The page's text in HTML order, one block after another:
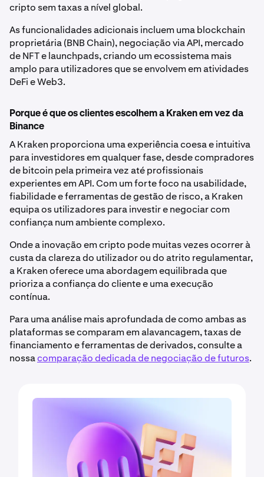
cripto sem taxas a nível global.
As funcionalidades adicionais incluem uma blockchain
proprietária (BNB Chain), negociação via API, mercado
de NFT e launchpads, criando um ecossistema mais
amplo para utilizadores que se envolvem em atividades
DeFi e Web3.
Porque é que os clientes escolhem a Kraken em vez da
Binance
A Kraken proporciona uma experiência coesa e intuitiva
para investidores em qualquer fase, desde compradores
de bitcoin pela primeira vez até profissionais
experientes em API. Com um forte foco na usabilidade,
fiabilidade e ferramentas de gestão de risco, a Kraken
equipa os utilizadores para investir e negociar com
confiança num ambiente complexo.
Onde a inovação em cripto pode muitas vezes ocorrer à
custa da clareza do utilizador ou do atrito regulamentar,
a Kraken oferece uma abordagem equilibrada que
prioriza a confiança do cliente e uma execução
contínua.
Para uma análise mais aprofundada de como ambas as
plataformas se comparam em alavancagem, taxas de
financiamento e ferramentas de derivados, consulte a
nossacomparação dedicada de negociação de futuros.